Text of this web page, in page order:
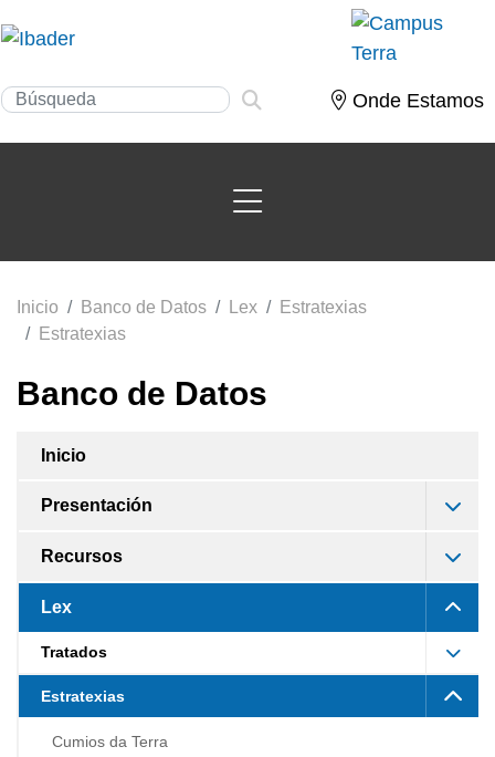
Onde Estamos
Inicio Banco de Datos Lex
Estratexias
Estratexias
Banco de Datos
Inicio
Presentación
Recursos
Lex
Tratados
Estratexias
Cumios da Terra